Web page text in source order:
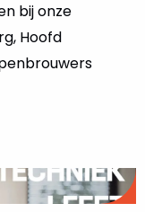
bij onze
Hoofd